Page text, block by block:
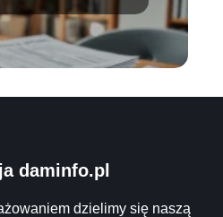
wiedzieć!
daminfo.pl
dzielimy się naszą